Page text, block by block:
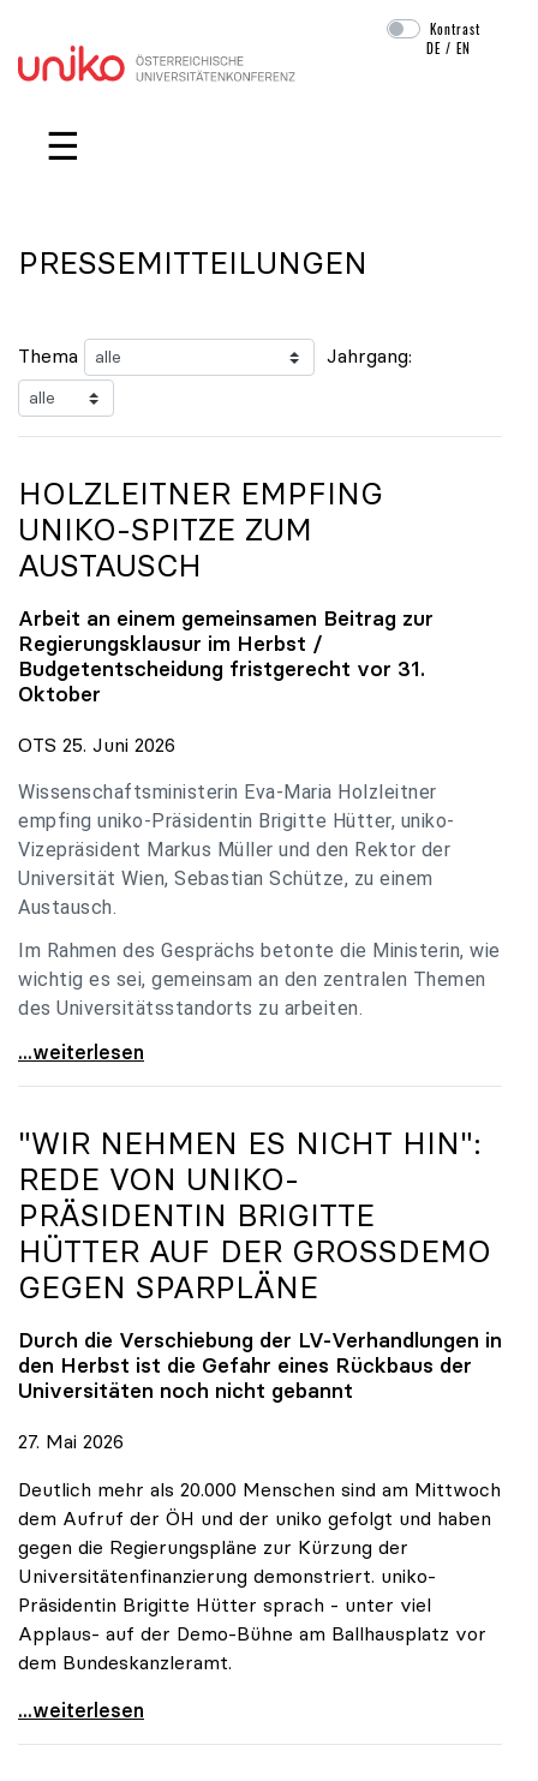
Navigation überspringen
Kontrast
DE /EN
☰
PRESSEMITTEILUNGEN
Thema Jahrgang:
HOLZLEITNER EMPFING
UNIKO-SPITZE ZUM
AUSTAUSCH
Arbeit an einem gemeinsamen Beitrag zur
Regierungsklausur im Herbst /
Budgetentscheidung fristgerecht vor 31.
Oktober
OTS 25. Juni 2026
Wissenschaftsministerin Eva-Maria Holzleitner
empfing uniko-Präsidentin Brigitte Hütter, uniko-
Vizepräsident Markus Müller und den Rektor der
Universität Wien, Sebastian Schütze, zu einem
Austausch.
Im Rahmen des Gesprächs betonte die Ministerin, wie
wichtig es sei, gemeinsam an den zentralen Themen
des Universitätsstandorts zu arbeiten.
Holzleitner empfing uniko-Spitze zum Austausch
...weiterlesen
"WIR NEHMEN ES NICHT HIN":
REDE VON UNIKO-
PRÄSIDENTIN BRIGITTE
HÜTTER AUF DER GROSSDEMO G
EGEN SPARPLÄNE
Durch die Verschiebung der LV-Verhandlungen in
den Herbst ist die Gefahr eines Rückbaus der
Universitäten noch nicht gebannt
27. Mai 2026
Deutlich mehr als 20.000 Menschen sind am Mittwoch
dem Aufruf der ÖH und der uniko gefolgt und haben
gegen die Regierungspläne zur Kürzung der
Universitätenfinanzierung demonstriert. uniko-
Präsidentin Brigitte Hütter sprach - unter viel
Applaus- auf der Demo-Bühne am Ballhausplatz vor
dem Bundeskanzleramt.
\"Wir nehmen es nicht hin\": Rede von
...weiterlesen